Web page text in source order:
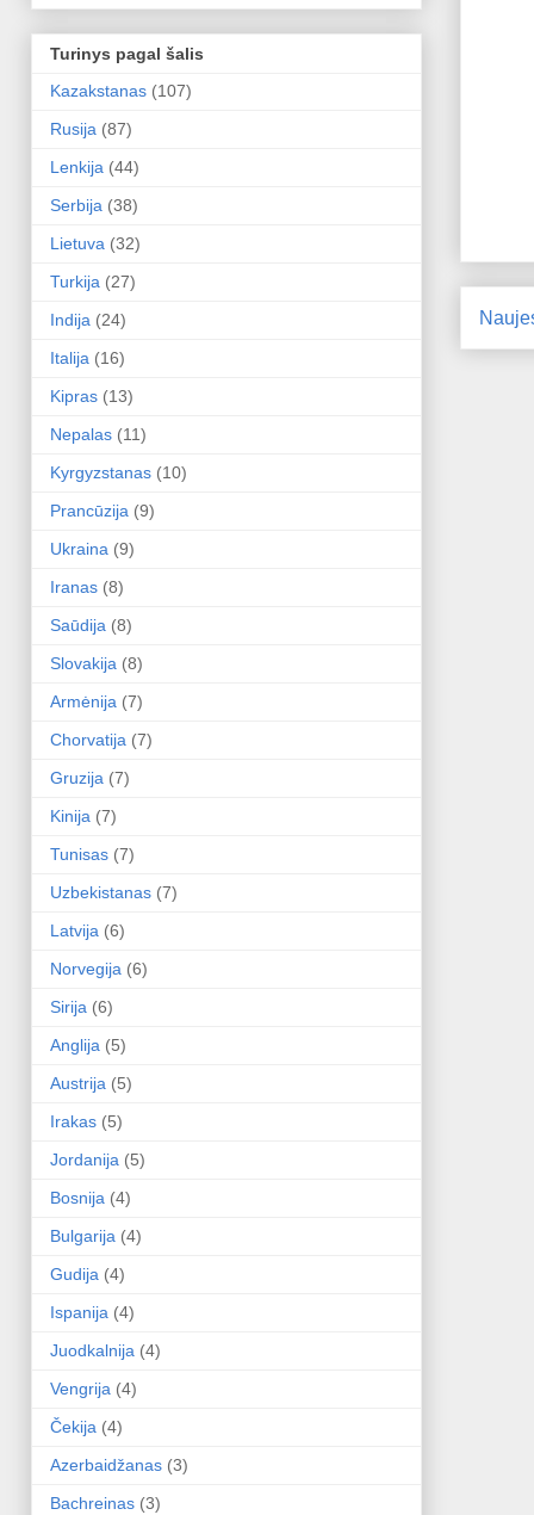
Turinys pagal šalis
Kazakstanas (107)
Rusija (87)
Lenkija (44)
Serbija (38)
Lietuva (32)
Turkija (27)
Indija (24)
Italija (16)
Kipras (13)
Nepalas (11)
Kyrgyzstanas (10)
Prancūzija (9)
Ukraina (9)
Iranas (8)
Saūdija (8)
Slovakija (8)
Armėnija (7)
Chorvatija (7)
Gruzija (7)
Kinija (7)
Tunisas (7)
Uzbekistanas (7)
Latvija (6)
Norvegija (6)
Sirija (6)
Anglija (5)
Austrija (5)
Irakas (5)
Jordanija (5)
Bosnija (4)
Bulgarija (4)
Gudija (4)
Ispanija (4)
Juodkalnija (4)
Vengrija (4)
Čekija (4)
Azerbaidžanas (3)
Bachreinas (3)